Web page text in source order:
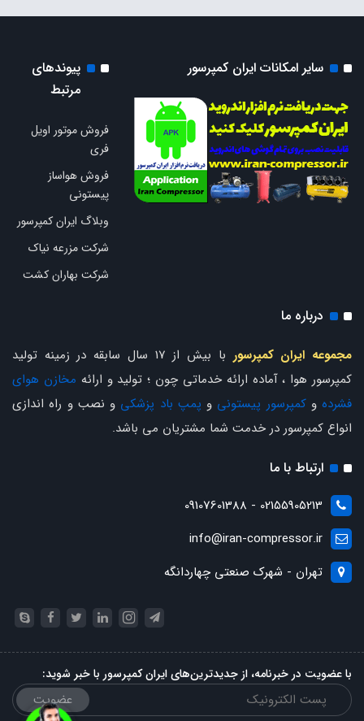
سایر امکانات ایران کمپرسور
پیوندهای
مرتبط
فروش موتور اویل
فری
فروش هواساز
پیستونی
وبلاگ ایران کمپرسور
شرکت مزرعه نیاک
شرکت بهاران کشت
درباره ما
مجموعه ایران کمپرسور
با بیش از 17 سال سابقه در زمینه تولید
کمپرسور هوا ، آماده ارائه خدماتی چون ؛ تولید و ارائه مخازن هوای
فشرده وکمپرسور پیستونی و پمپ باد پزشکی و نصب و راه اندازی
انواع کمپرسور در خدمت شما مشتریان می باشد.
ارتباط با ما
02155905213 - 09107601388
info@iran-compressor.ir
تهران - شهرک صنعتی چهاردانگه
با عضویت در خبرنامه، از جدیدترین‌های ایران کمپرسور با خبر شوید:
عضویت